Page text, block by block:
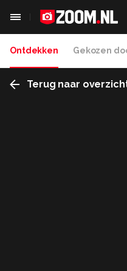
Ontdekken Gekozen
Terug naar